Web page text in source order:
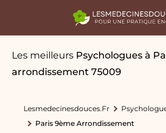
Les meilleurs Psychologues à
arrondissement 75009
Lesmedecinesdouces.fr
Paris 9ème Arrondissement